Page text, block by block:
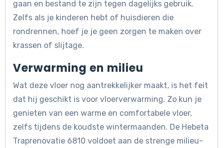
gaan en bestand te zijn tegen dagelijks gebruik.
Zelfs als je kinderen hebt of huisdieren die
rondrennen, hoef je je geen zorgen te maken over
krassen of slijtage.
Verwarming en milieu
Wat deze vloer nog aantrekkelijker maakt, is het feit
dat hij geschikt is voor vloerverwarming. Zo kun je
genieten van een warme en comfortabele vloer,
zelfs tijdens de koudste wintermaanden. De Hebeta
Traprenovatie 6810 voldoet aan de strenge milieu-